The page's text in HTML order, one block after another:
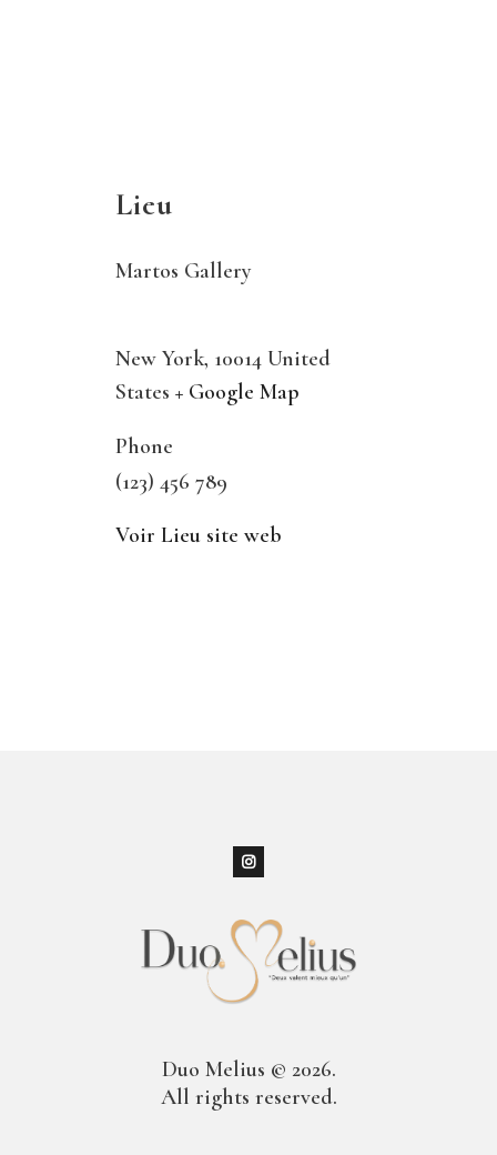
Lieu
Martos Gallery
New York, 10014 United
States + Google Map
Phone
(123) 456 789
Voir Lieu site web
Duo Melius © 2026.
All rights reserved.